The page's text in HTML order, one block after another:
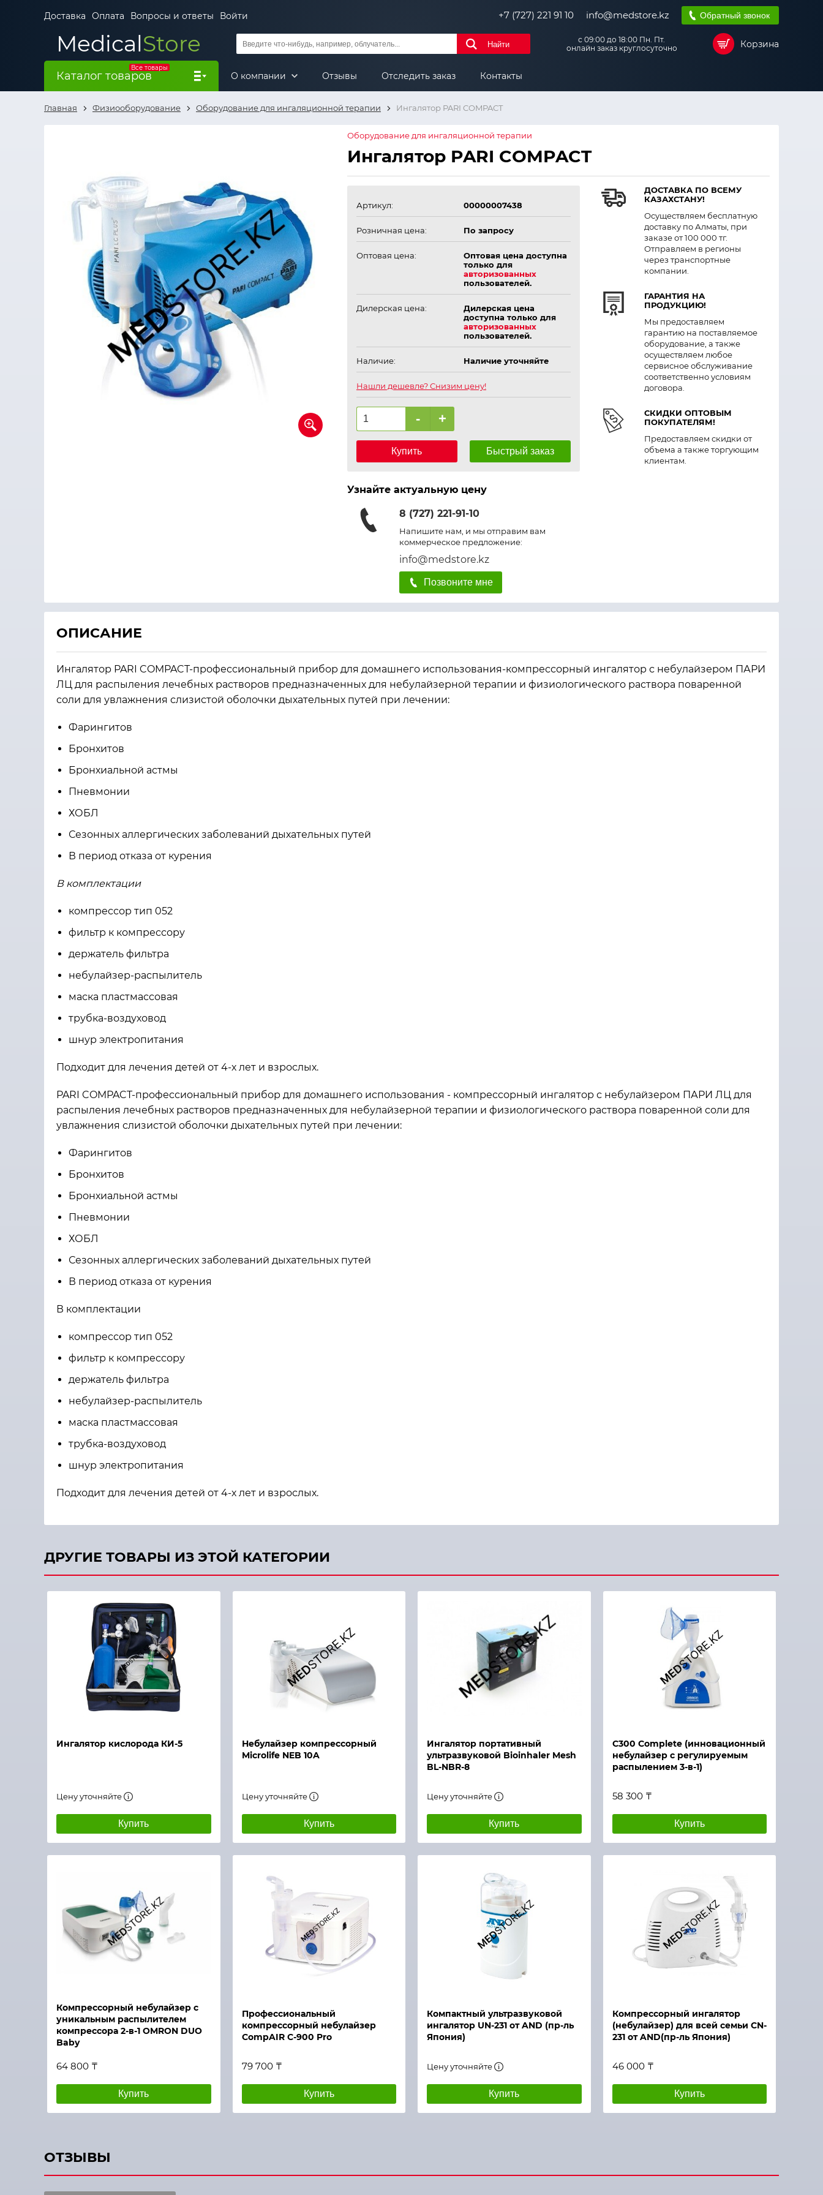
Доставка Оплата Вопросы и ответы Войти +7 (727) 221 91 10 info@medstore.kz Обратный звонок
MedicalStore Найти
с 09:00 до 18:00 Пн. Пт.
онлайн заказ круглосуточно
Корзина
Все товары
Каталог товаров О компании Отзывы Отследить заказ Контакты
Главная Физиооборудование Оборудование для ингаляционной терапии Ингалятор PARI COMPACT
Оборудование для ингаляционной терапии
Ингалятор PARI COMPACT
Артикул: 00000007438
Розничная цена: По запросу
Оптовая цена:
Оптовая цена доступна
только для
авторизованных
пользователей.
Дилерская цена:
Дилерская цена
доступна только для
авторизованных
пользователей.
Наличие: Наличие уточняйте
Нашли дешевле? Снизим цену!
- +
Купить Быстрый заказ
Узнайте актуальную цену
8 (727) 221-91-10
Напишите нам, и мы отправим вам
коммерческое предложение:
info@medstore.kz
Позвоните мне
ДОСТАВКА ПО ВСЕМУ
КАЗАХСТАНУ!
Осуществляем бесплатную
доставку по Алматы, при
заказе от 100 000 тг.
Отправляем в регионы
через транспортные
компании.
ГАРАНТИЯ НА
ПРОДУКЦИЮ!
Мы предоставляем
гарантию на поставляемое
оборудование, а также
осуществляем любое
сервисное обслуживание
соответственно условиям
договора.
СКИДКИ ОПТОВЫМ
ПОКУПАТЕЛЯМ!
Предоставляем скидки от
объема а также торгующим
клиентам.
ОПИСАНИЕ
Ингалятор PARI COMPACT-профессиональный прибор для домашнего использования-компрессорный ингалятор с небулайзером ПАРИ
ЛЦ для распыления лечебных растворов предназначенных для небулайзерной терапии и физиологического раствора поваренной
соли для увлажнения слизистой оболочки дыхательных путей при лечении:
Фарингитов
Бронхитов
Бронхиальной астмы
Пневмонии
ХОБЛ
Сезонных аллергических заболеваний дыхательных путей
В период отказа от курения
В комплектации
компрессор тип 052
фильтр к компрессору
держатель фильтра
небулайзер-распылитель
маска пластмассовая
трубка-воздуховод
шнур электропитания
Подходит для лечения детей от 4-х лет и взрослых.
PARI COMPACT-профессиональный прибор для домашнего использования - компрессорный ингалятор с небулайзером ПАРИ ЛЦ для
распыления лечебных растворов предназначенных для небулайзерной терапии и физиологического раствора поваренной соли для
увлажнения слизистой оболочки дыхательных путей при лечении:
Фарингитов
Бронхитов
Бронхиальной астмы
Пневмонии
ХОБЛ
Сезонных аллергических заболеваний дыхательных путей
В период отказа от курения
В комплектации
компрессор тип 052
фильтр к компрессору
держатель фильтра
небулайзер-распылитель
маска пластмассовая
трубка-воздуховод
шнур электропитания
Подходит для лечения детей от 4-х лет и взрослых.
ДРУГИЕ ТОВАРЫ ИЗ ЭТОЙ КАТЕГОРИИ
Ингалятор кислорода КИ-5
Цену уточняйте
Купить
Небулайзер компрессорный
Microlife NEB 10A
Цену уточняйте
Купить
Ингалятор портативный
ультразвуковой Bioinhaler Mesh
BL-NBR-8
Цену уточняйте
Купить
C300 Complete (инновационный
небулайзер с регулируемым
распылением 3-в-1)
58 300 ₸
Купить
Компрессорный небулайзер с
уникальным распылителем
компрессора 2-в-1 OMRON DUO
Baby
64 800 ₸
Купить
Профессиональный
компрессорный небулайзер
CompAIR C-900 Pro
79 700 ₸
Купить
Компактный ультразвуковой
ингалятор UN-231 от AND (пр-ль
Япония)
Цену уточняйте
Купить
Быстрый просмотр
Компрессорный ингалятор
(небулайзер) для всей семьи СN-
231 от AND(пр-ль Япония)
46 000 ₸
Купить
ОТЗЫВЫ